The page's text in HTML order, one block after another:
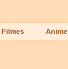
Filmes Anime